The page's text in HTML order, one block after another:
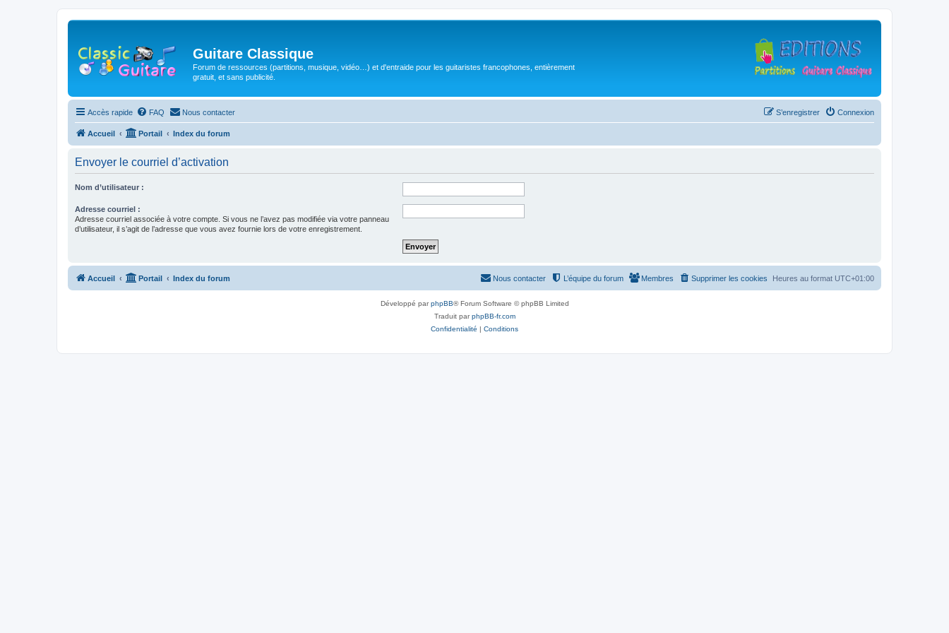
Guitare Classique
Forum de ressources (partitions, musique, vidéo…) et d'entraide pour les guitaristes francophones, entièrement
gratuit, et sans publicité.
Accès rapide FAQ Nous contacter Connexion
S’enregistrer
Accueil Portail Index du forum
Envoyer le courriel d’activation
Nom d’utilisateur :
Adresse courriel :
Adresse courriel associée à votre compte. Si vous ne l’avez pas modifiée via votre panneau
d’utilisateur, il s’agit de l’adresse que vous avez fournie lors de votre enregistrement.
Accueil Portail Index du forum Heures au format UTC+01:00
Supprimer les cookies
Membres
L’équipe du forum
Nous contacter
Développé parphpBB® Forum Software © phpBB Limited
Traduit parphpBB-fr.com
Confidentialité | Conditions